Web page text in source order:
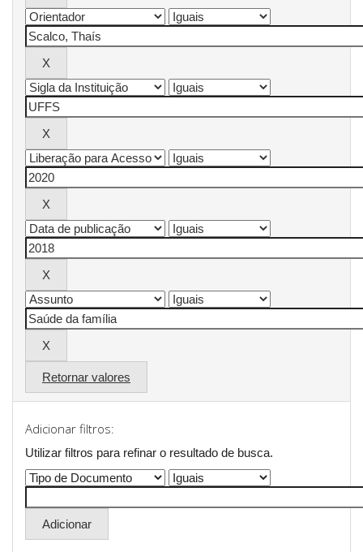
Retornar valores
Adicionar filtros:
Utilizar filtros para refinar o resultado de busca.